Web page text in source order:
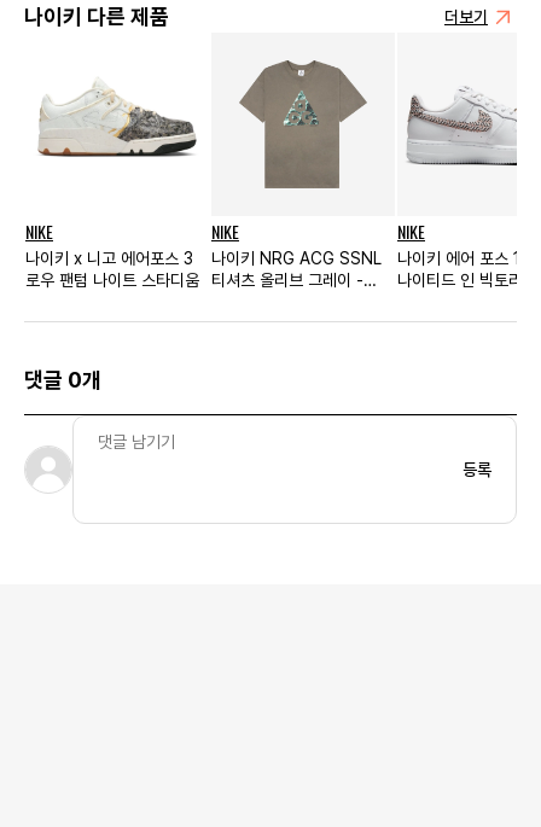
나이키 다른 제품 더보기
NIKE
나이키 x 니고 에어포스 3
로우 팬텀 나이트 스타디움
NIKE
나이키 NRG ACG SSNL
티셔츠 올리브 그레이 -
NIKE
나이키 에어 포스 1
나이티드 인 빅토리
댓글 0개
등록